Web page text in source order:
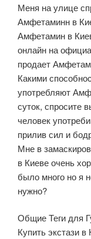
Меня на улице
Амфетаминн в
Амфетамин в
онлайн на
продает
Какими
употребляют
суток, спросите
человек
прилив сил и
Мне в
в Киеве очень
было много но я
нужно?
Общие Теги для
Купить экстази